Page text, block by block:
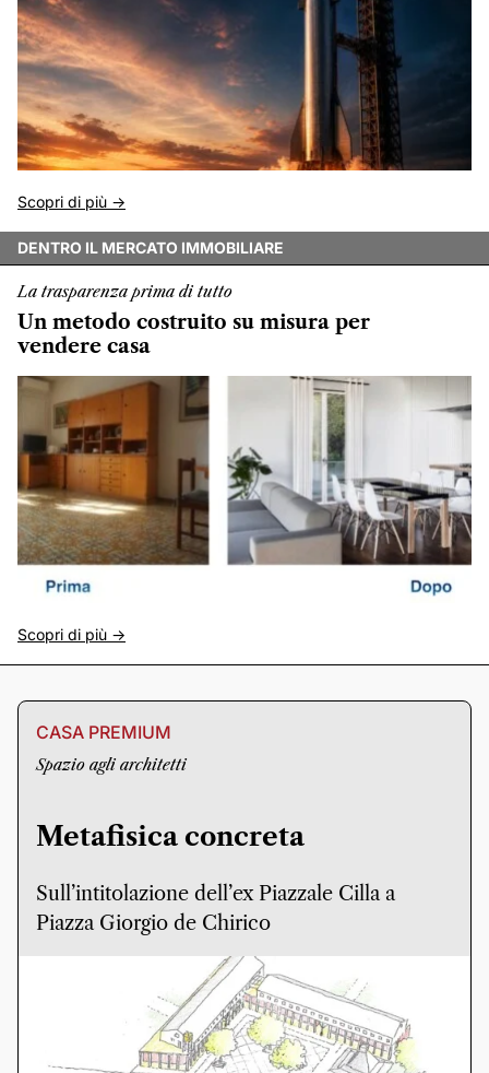
Scopri di più ->
DENTRO IL MERCATO IMMOBILIARE
La trasparenza prima di tutto
Un metodo costruito su misura per
vendere casa
Scopri di più ->
CASA PREMIUM
Spazio agli architetti
Metafisica concreta
Sull’intitolazione dell’ex Piazzale Cilla a
Piazza Giorgio de Chirico